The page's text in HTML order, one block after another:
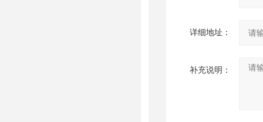
详细地址：
补充说明：